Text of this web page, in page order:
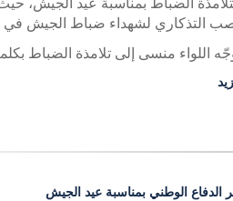
الضباط بمناسبة عيد الجيش،
التذكاري لشهداء ضباط الجيش
اللواء منسى إلى تلامذة الضباط
الدفاع الوطني بمناسبة عيد الجيش